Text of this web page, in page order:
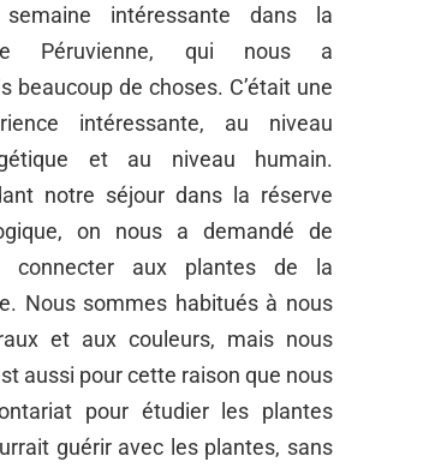
intéressante dans la
Péruvienne, qui nous a
beaucoup de choses. C’était une
intéressante, au niveau
et au niveau humain.
notre séjour dans la réserve
on nous a demandé de
connecter aux plantes de la
Nous sommes habitués à nous
et aux couleurs, mais nous
aussi pour cette raison que nous
pour étudier les plantes
guérir avec les plantes, sans